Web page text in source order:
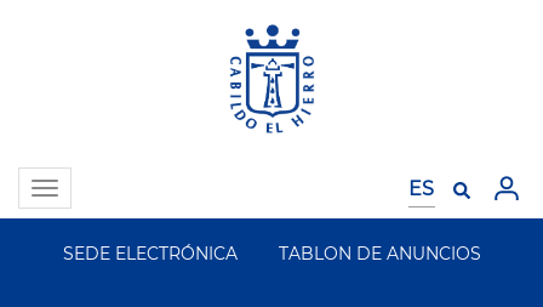
Toggle
navigation
Segundo
SEDE ELECTRÓNICA TABLON DE ANUNCIOS